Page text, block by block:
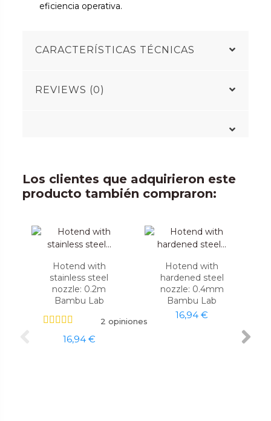
eficiencia operativa.
CARACTERÍSTICAS TÉCNICAS
REVIEWS (0)
Los clientes que adquirieron este
producto también compraron:
Hotend with
stainless steel
nozzle: 0.2m
Bambu Lab
2 opiniones
16,94 €
Hotend with
hardened steel
nozzle: 0.4mm
Bambu Lab
16,94 €